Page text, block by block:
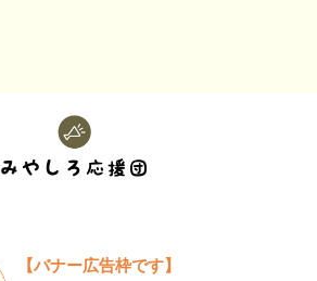
【バナー広告枠です】